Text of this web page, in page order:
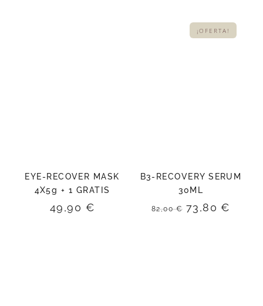
EYE-RECOVER MASK
4X5g + 1 GRATIS
49,90 €
¡OFERTA!
B3-RECOVERY SERUM
30ML
82,00€ El
73,80€